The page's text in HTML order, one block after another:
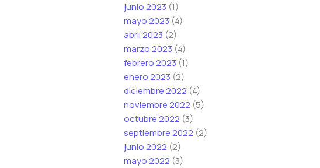
junio 2023 (1)
mayo 2023 (4)
abril 2023 (2)
marzo 2023 (4)
febrero 2023 (1)
enero 2023 (2)
diciembre 2022 (4)
noviembre 2022 (5)
octubre 2022 (3)
septiembre 2022 (2)
junio 2022 (2)
mayo 2022 (3)